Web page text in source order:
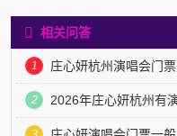
相关问答
1 庄心妍杭州演唱会门票
2 2026年庄心妍杭州有